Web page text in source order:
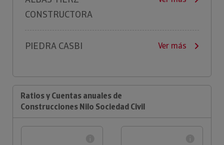
CONSTRUCTORA
PIEDRA CASBI Ver más
Ratios y Cuentas anuales de
Construcciones Nilo Sociedad Civil